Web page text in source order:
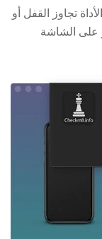
تجاوز القفل أو
على الشاشة